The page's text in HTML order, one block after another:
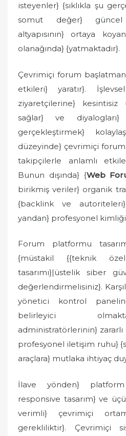
isteyenler} {sıklıkla şu
somut değer}
altyapısının} ortaya
olanağında} {yatmaktadır}.
Çevrimiçi forum
etkileri} yaratır}.
ziyaretçilerine} kesintisiz
sağlar} ve diyalogları}
gerçekleştirmek}
düzeyinde} çevrimiçi
takipçilerle anlamlı
Bunun dışında} {Web
birikmiş veriler} organik
{backlink ve
yandan} profesyonel
Forum platformu
{müstakil {{teknik
tasarımı}|üstelik siber
değerlendirmelisiniz}.
yönetici kontrol
belirleyici
administratörlerinin}
profesyonel iletişim ruhu}
araçlara} mutlaka ihtiyaç
İlave yönden}
responsive tasarım} ve
verimli} çevrimiçi
gerekliliktir}. Çevrimiçi